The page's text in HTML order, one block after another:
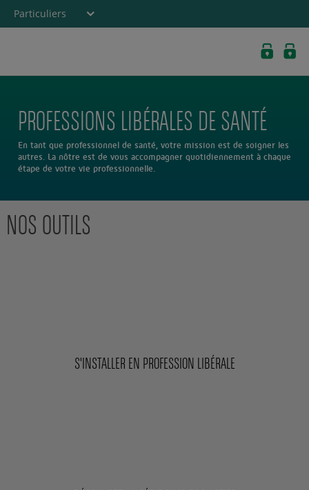
Particuliers
Banque de
Wallis et Futuna
PROFESSIONS LIBÉRALES DE SANTÉ
En tant que professionnel de santé, votre mission est de soigner les
autres. La nôtre est de vous accompagner quotidiennement à chaque
étape de votre vie professionnelle.
NOS OUTILS
S'INSTALLER EN PROFESSION LIBÉRALE